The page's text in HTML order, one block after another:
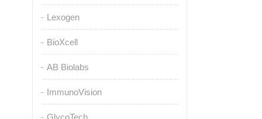
Lexogen
BioXcell
AB Biolabs
ImmunoVision
GlycoTech